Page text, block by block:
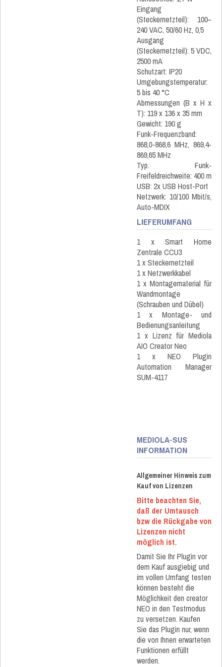
Eingang
(Steckernetzteil): 100–
240 VAC, 50/60 Hz, 0,5
Ausgang
(Steckernetzteil): 5 VDC,
2500 mA
Schutzart: IP20
Umgebungstemperatur:
5 bis 40 °C
Abmessungen (B x H x
T): 119 x 136 x 35 mm
Gewicht: 190 g
Funk-Frequenzband:
868,0-868,6 MHz, 869,4-
869,65 MHz
Typ. Funk-
Freifeldreichweite: 400 m
USB: 2x USB Host-Port
Netzwerk: 10/100 Mbit/s,
Auto-MDIX
LIEFERUMFANG
1 x Smart Home
Zentrale CCU3
1 x Steckernetzteil
1 x Netzwerkkabel
1 x Montagematerial für
Wandmontage
(Schrauben und Dübel)
1 x Montage- und
Bedienungsanleitung
1 x Lizenz für Mediola
AIO Creator Neo
1 x NEO Plugin
Automation Manager
SUM-4117
MEDIOLA-SUS
INFORMATION
Allgemeiner Hinweis zum
Kauf von Lizenzen
Bitte beachten Sie,
daß der Umtausch
bzw die Rückgabe von
Lizenzen nicht
möglich ist.
Damit Sie Ihr Plugin vor
dem Kauf ausgiebig und
im vollen Umfang testen
können besteht die
Möglichkeit den creator
NEO in den Testmodus
zu versetzen. Kaufen
Sie das Plugin nur, wenn
die von Ihnen erwarteten
Funktionen erfüllt
werden.